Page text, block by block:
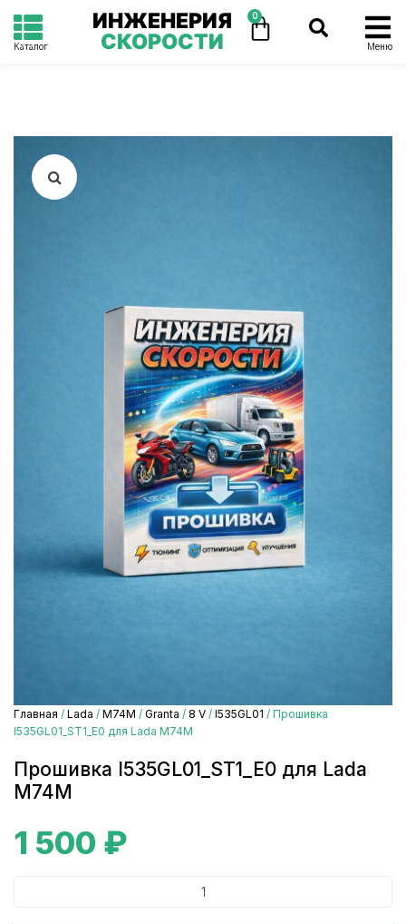
Каталог
ИНЖЕНЕРИЯ
СКОРОСТИ
0
Меню
Главная / Lada / М74М / Granta / 8 V / I535GL01 / Прошивка
I535GL01_ST1_E0 для Lada М74М
Прошивка I535GL01_ST1_E0 для Lada
М74М
1 500 ₽